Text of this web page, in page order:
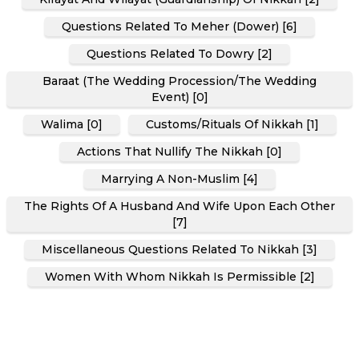
Questions Related To Meher (Dower) [6]
Questions Related To Dowry [2]
Baraat (The Wedding Procession/the Wedding
Event) [0]
Walima [0]
Customs/Rituals Of Nikkah [1]
Actions That Nullify The Nikkah [0]
Marrying A Non-Muslim [4]
The Rights Of A Husband And Wife Upon Each Other
[7]
Miscellaneous Questions Related To Nikkah [3]
Women With Whom Nikkah Is Permissible [2]